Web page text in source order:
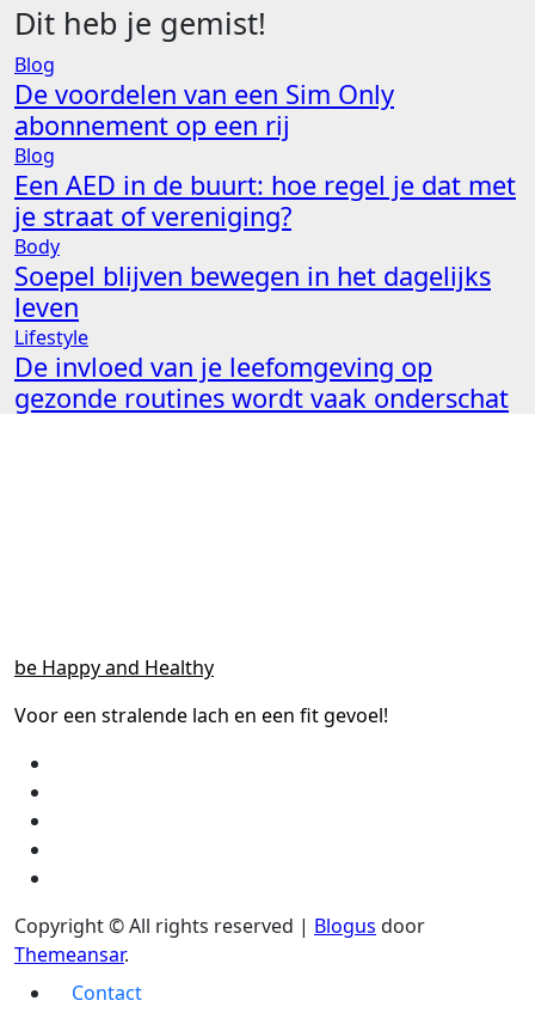
Dit heb je gemist!
Blog
De voordelen van een Sim Only
abonnement op een rij
Blog
Een AED in de buurt: hoe regel je dat met
je straat of vereniging?
Body
Soepel blijven bewegen in het dagelijks
leven
Lifestyle
De invloed van je leefomgeving op
gezonde routines wordt vaak onderschat
be Happy and Healthy
Voor een stralende lach en een fit gevoel!
Copyright © All rights reserved | Blogus door
Themeansar.
Contact